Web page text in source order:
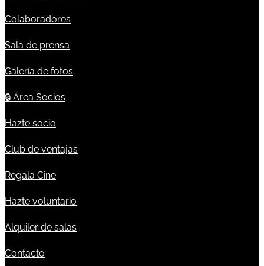
Colaboradores
Sala de prensa
Galería de fotos
🔒 Área Socios
Hazte socio
Club de ventajas
Regala Cine
Hazte voluntario
Alquiler de salas
Contacto